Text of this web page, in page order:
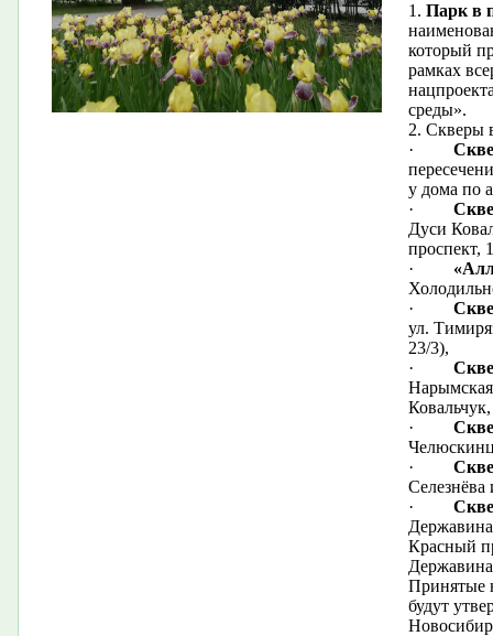
1. Парк в
который
рамках
среды».
2. Скверы
·
у дома по
·
Дуси
проспект,
·
·
ул.
23/3),
·
·
·
Селезнёва
·
Красный
Принятые
будут